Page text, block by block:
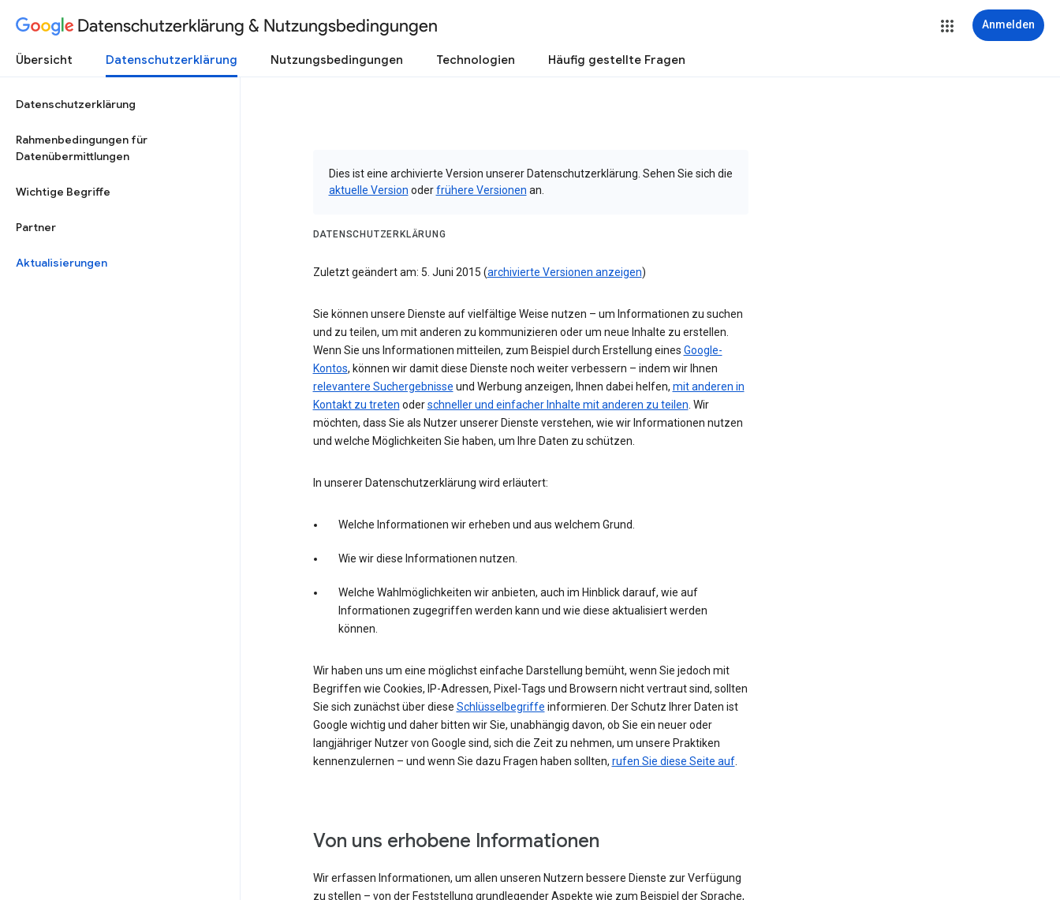
Datenschutzerklärung & Nutzungsbedingungen Anmelden
Übersicht Datenschutzerklärung Nutzungsbedingungen Technologien Häufig gestellte Fragen
Datenschutzerklärung
Rahmenbedingungen für
Datenübermittlungen
Wichtige Begriffe
Partner
Aktualisierungen
Dies ist eine archivierte Version unserer Datenschutzerklärung. Sehen Sie sich die
aktuelle Version oderfrühere Versionen an.
DATENSCHUTZERKLÄRUNG
Zuletzt geändert am: 5. Juni 2015 (archivierte Versionen anzeigen)
Sie können unsere Dienste auf vielfältige Weise nutzen – um Informationen zu suchen
und zu teilen, um mit anderen zu kommunizieren oder um neue Inhalte zu erstellen.
Wenn Sie uns Informationen mitteilen, zum Beispiel durch Erstellung eines Google-
Kontos, können wir damit diese Dienste noch weiter verbessern – indem wir Ihnen
relevantere Suchergebnisse und Werbung anzeigen, Ihnen dabei helfen, mit anderen in
Kontakt zu treten oderschneller und einfacher Inhalte mit anderen zu teilen. Wir
möchten, dass Sie als Nutzer unserer Dienste verstehen, wie wir Informationen nutzen
und welche Möglichkeiten Sie haben, um Ihre Daten zu schützen.
In unserer Datenschutzerklärung wird erläutert:
Welche Informationen wir erheben und aus welchem Grund.
Wie wir diese Informationen nutzen.
Welche Wahlmöglichkeiten wir anbieten, auch im Hinblick darauf, wie auf
Informationen zugegriffen werden kann und wie diese aktualisiert werden
können.
Wir haben uns um eine möglichst einfache Darstellung bemüht, wenn Sie jedoch mit
Begriffen wie Cookies, IP-Adressen, Pixel-Tags und Browsern nicht vertraut sind, sollten
Sie sich zunächst über diese Schlüsselbegriffe informieren. Der Schutz Ihrer Daten ist
Google wichtig und daher bitten wir Sie, unabhängig davon, ob Sie ein neuer oder
langjähriger Nutzer von Google sind, sich die Zeit zu nehmen, um unsere Praktiken
kennenzulernen – und wenn Sie dazu Fragen haben sollten, rufen Sie diese Seite auf.
Von uns erhobene Informationen
Wir erfassen Informationen, um allen unseren Nutzern bessere Dienste zur Verfügung
zu stellen – von der Feststellung grundlegender Aspekte wie zum Beispiel der Sprache,